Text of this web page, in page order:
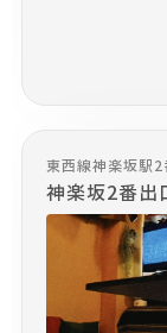
東西線神楽坂駅
り徒歩7分。ラ
す。
神楽坂2番出
シャ」と飲
をメイン商
キシカンな
週末の金土